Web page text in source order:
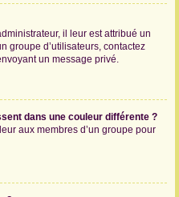
il leur est attribué un
groupe d’utilisateurs, contactez
un message privé.
dans une couleur différente ?
aux membres d’un groupe pour